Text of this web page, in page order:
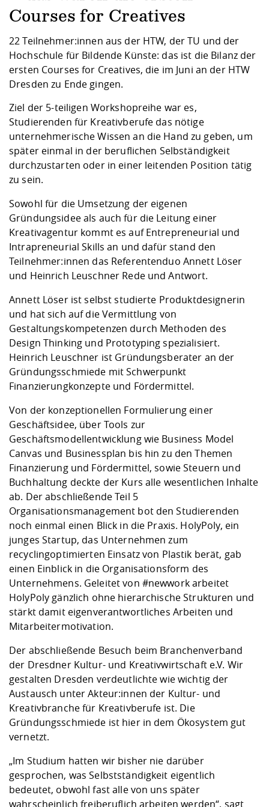
Checkliste zum
Digitales Lernen
Jobs, Praktika,
Lebenslagen
Angebote der
Arbeit
Career Service
Lehren,
Weiterbilden im
Internationale
Gründung und
Kooperationen
Förderverein
Landbau/
Angebote für
Kontakt und Anfahrt
Qualitätssicherung
Courses for Creatives
22 Teilnehmer:innen aus der HTW, der TU und der
Hochschule für Bildende Künste: das ist die Bilanz der
ersten Courses for Creatives, die im Juni an der HTW
Dresden zu Ende gingen.
Ziel der 5-teiligen Workshopreihe war es,
Studierenden für Kreativberufe das nötige
unternehmerische Wissen an die Hand zu geben, um
später einmal in der beruflichen Selbständigkeit
durchzustarten oder in einer leitenden Position tätig
zu sein.
Sowohl für die Umsetzung der eigenen
Gründungsidee als auch für die Leitung einer
Kreativagentur kommt es auf Entrepreneurial und
Intrapreneurial Skills an und dafür stand den
Teilnehmer:innen das Referentenduo Annett Löser
und Heinrich Leuschner Rede und Antwort.
Annett Löser ist selbst studierte Produktdesignerin
und hat sich auf die Vermittlung von
Gestaltungskompetenzen durch Methoden des
Design Thinking und Prototyping spezialisiert.
Heinrich Leuschner ist Gründungsberater an der
Gründungsschmiede mit Schwerpunkt
Finanzierungkonzepte und Fördermittel.
Von der konzeptionellen Formulierung einer
Geschäftsidee, über Tools zur
Geschäftsmodellentwicklung wie Business Model
Canvas und Businessplan bis hin zu den Themen
Finanzierung und Fördermittel, sowie Steuern und
Buchhaltung deckte der Kurs alle wesentlichen Inhalte
ab. Der abschließende Teil 5
Organisationsmanagement bot den Studierenden
noch einmal einen Blick in die Praxis. HolyPoly, ein
junges Startup, das Unternehmen zum
recyclingoptimierten Einsatz von Plastik berät, gab
einen Einblick in die Organisationsform des
Unternehmens. Geleitet von #newwork arbeitet
HolyPoly gänzlich ohne hierarchische Strukturen und
stärkt damit eigenverantwortliches Arbeiten und
Mitarbeitermotivation.
Der abschließende Besuch beim Branchenverband
der Dresdner Kultur- und Kreativwirtschaft e.V. Wir
gestalten Dresden verdeutlichte wie wichtig der
Austausch unter Akteur:innen der Kultur- und
Kreativbranche für Kreativberufe ist. Die
Gründungsschmiede ist hier in dem Ökosystem gut
vernetzt.
„Im Studium hatten wir bisher nie darüber
gesprochen, was Selbstständigkeit eigentlich
bedeutet, obwohl fast alle von uns später
wahrscheinlich freiberuflich arbeiten werden“, sagt